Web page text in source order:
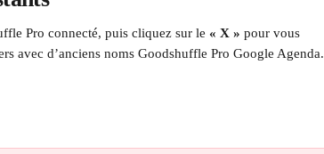
Pro connecté, puis cliquez sur le « X » pour vous
avec d’anciens noms Goodshuffle Pro Google Agenda.